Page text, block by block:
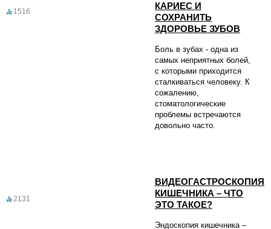
1516
КАРИЕС И
СОХРАНИТЬ
ЗДОРОВЬЕ ЗУБОВ
Боль в зубах - одна из
самых неприятных болей,
с которыми приходится
сталкиваться человеку. К
сожалению,
стоматологические
проблемы встречаются
довольно часто.
2131
ВИДЕОГАСТРОСКОПИЯ
КИШЕЧНИКА – ЧТО
ЭТО ТАКОЕ?
Эндоскопия кишечника –